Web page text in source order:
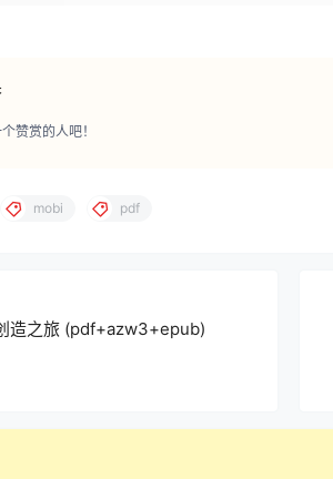
赞赏的人吧！
mobi pdf
造之旅 (pdf+azw3+epub)